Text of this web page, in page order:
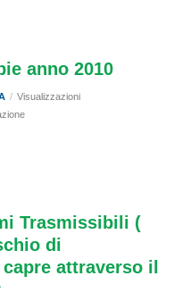
anno 2010
/ Visualizzazioni
Trasmissibili (
di
attraverso il